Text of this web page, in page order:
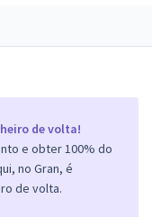
de volta!
e obter 100% do
no Gran, é
de volta.